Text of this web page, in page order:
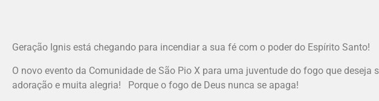
Geração Ignis está chegando para incendiar a sua fé com o poder do Espírito Santo!
O novo evento da Comunidade de São Pio X para uma juventude do fogo que
adoração e muita alegria! Porque o fogo de Deus nunca se apaga!